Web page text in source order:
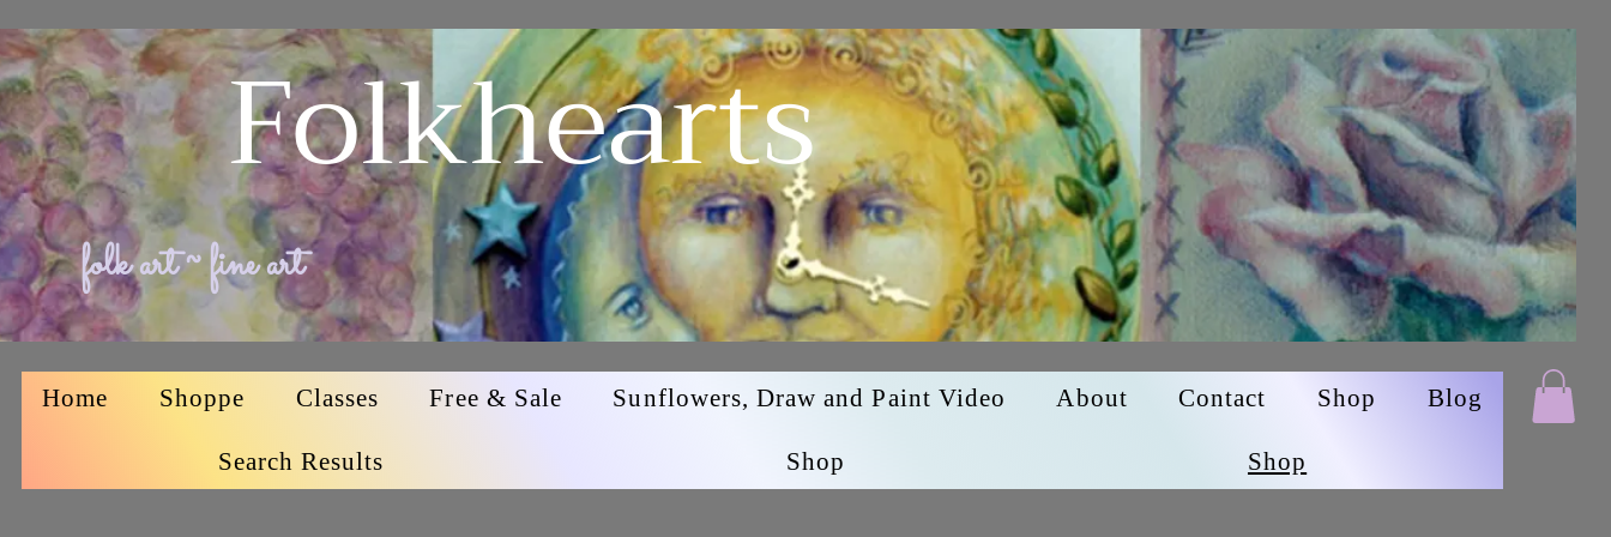
folk art ~ fine art
Folkhearts
Home Shoppe Classes Free & Sale Sunflowers, Draw and Paint Video About Contact Shop Blog
Search Results Shop Shop